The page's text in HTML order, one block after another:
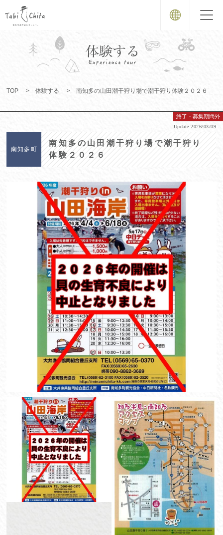
TOP 体験する 南知多の山田潮干狩り場で潮干狩り体験２０２６
終了・募集期間外
南知多町
南知多の山田潮干狩り場で潮干狩り
体験２０２６
Update2026/03/09